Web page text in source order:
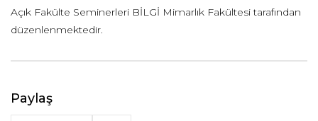
Açık Fakülte Seminerleri BİLGİ Mimarlık Fakültesi tarafından
düzenlenmektedir.
Paylaş